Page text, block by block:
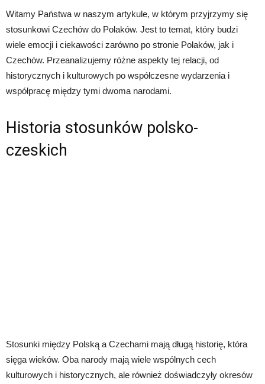
Witamy Państwa w naszym artykule, w którym przyjrzymy się
stosunkowi Czechów do Polaków. Jest to temat, który budzi
wiele emocji i ciekawości zarówno po stronie Polaków, jak i
Czechów. Przeanalizujemy różne aspekty tej relacji, od
historycznych i kulturowych po współczesne wydarzenia i
współpracę między tymi dwoma narodami.
Historia stosunków polsko-
czeskich
Stosunki między Polską a Czechami mają długą historię, która
sięga wieków. Oba narody mają wiele wspólnych cech
kulturowych i historycznych, ale również doświadczyły okresów